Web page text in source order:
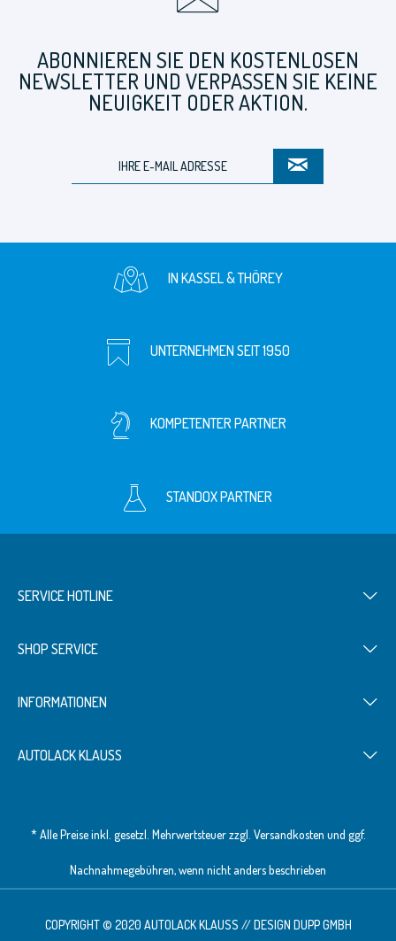
ABONNIEREN SIE DEN KOSTENLOSEN
NEWSLETTER UND VERPASSEN SIE KEINE
NEUIGKEIT ODER AKTION.
IN KASSEL & THÖREY
UNTERNEHMEN SEIT 1950
KOMPETENTER PARTNER
STANDOX PARTNER
SERVICE HOTLINE
SHOP SERVICE
INFORMATIONEN
AUTOLACK KLAUSS
* Alle Preise inkl. gesetzl. Mehrwertsteuer zzgl. Versandkosten und ggf.
Nachnahmegebühren, wenn nicht anders beschrieben
COPYRIGHT © 2020 AUTOLACK KLAUSS // DESIGN DUPP GMBH